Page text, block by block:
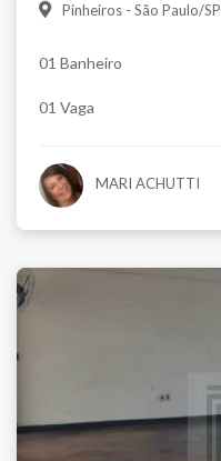
Pinheiros - São Paulo/SP
01 Banheiro
01 Vaga
MARI ACHUTTI